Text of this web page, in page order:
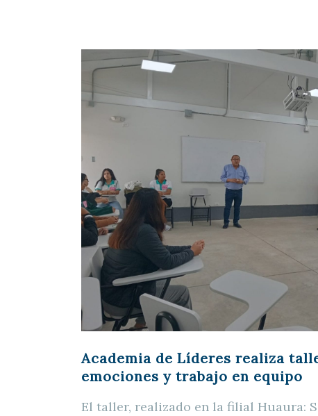
Academia de Líderes realiza
emociones y trabajo en equipo
El taller, realizado en la filial Huaura: